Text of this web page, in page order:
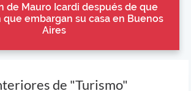
de Mauro Icardi después de que
embargan su casa en Buenos
Aires
de "Turismo"